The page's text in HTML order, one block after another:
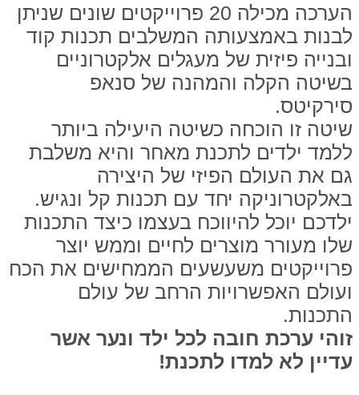
הערכה מכילה 20 פרוייקטים שונים שניתן
לבנות באמצעותה המשלבים תכנות קוד
ובנייה פיזית של מעגלים אלקטרוניים
בשיטה הקלה והמהנה של סנאפ
סירקיטס.
שיטה זו הוכחה כשיטה היעילה ביותר
ללמד ילדים לתכנת מאחר והיא משלבת
גם את העולם הפיזי של היצירה
באלקטרוניקה יחד עם תכנות קל ונגיש.
ילדכם יוכל להיווכח בעצמו כיצד התכנות
שלו מעורר מוצרים לחיים וממש יוצר
פרוייקטים משעשעים הממחישים את הכח
ועולם האפשרויות הרחב של עולם
התכנות.
זוהי ערכת חובה לכל ילד ונער אשר
עדיין לא למדו לתכנת!